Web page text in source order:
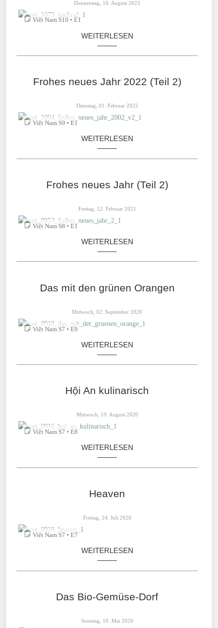
Donnerstag, 10. August 2023
Việt Nam S10 • E1
WEITERLESEN
Frohes neues Jahr 2022 (Teil 2)
Dienstag, 01. Februar 2022
Việt Nam S9 • E1
WEITERLESEN
Frohes neues Jahr (Teil 2)
Freitag, 12. Februar 2021
Việt Nam S8 • E1
WEITERLESEN
Das mit den grünen Orangen
Mittwoch, 02. September 2020
Việt Nam S7 • E9
WEITERLESEN
Hội An kulinarisch
Mittwoch, 19. August 2020
Việt Nam S7 • E8
WEITERLESEN
Heaven
Freitag, 24. Juli 2020
Việt Nam S7 • E7
WEITERLESEN
Das Bio-Gemüse-Dorf
Sonntag, 10. Mai 2020